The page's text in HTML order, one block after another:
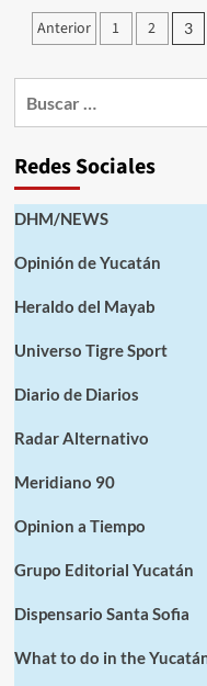
detección
oportuna
de
en
Yucatán.
Paginación
de
entradas
Anterior 1 2 3
Redes Sociales
DHM/NEWS
Opinión de Yucatán
Heraldo del Mayab
Universo Tigre Sport
Diario de Diarios
Radar Alternativo
Meridiano 90
Opinion a Tiempo
Grupo Editorial Yucatán
Dispensario Santa Sofia
What to do in the